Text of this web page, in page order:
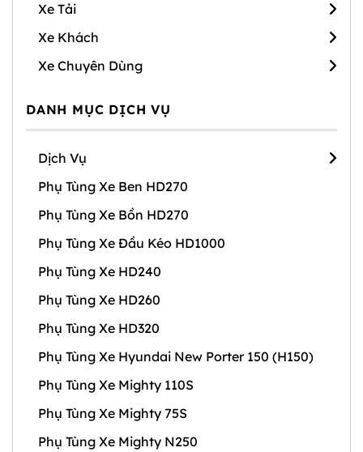
Xe Tải
Xe Khách
Xe Chuyên Dùng
DANH MỤC DỊCH VỤ
Dịch Vụ
Phụ Tùng Xe Ben HD270
Phụ Tùng Xe Bồn HD270
Phụ Tùng Xe Đầu Kéo HD1000
Phụ Tùng Xe HD240
Phụ Tùng Xe HD260
Phụ Tùng Xe HD320
Phụ Tùng Xe Hyundai New Porter 150 (H150)
Phụ Tùng Xe Mighty 110S
Phụ Tùng Xe Mighty 75S
Phụ Tùng Xe Mighty N250